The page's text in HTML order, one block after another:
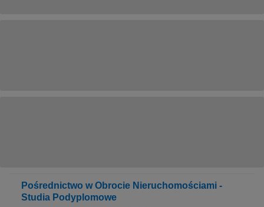
Pośrednictwo w Obrocie Nieruchomościami -
Studia Podyplomowe